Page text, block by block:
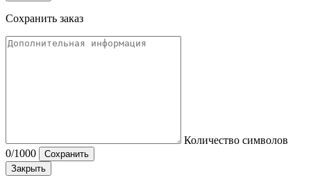
Сохранить заказ
Количество символов
0/1000
Сохранить
Закрыть